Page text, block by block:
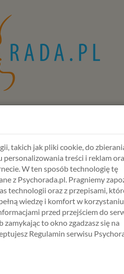
i zostawisz swoją ocenę
temu łatwiej jest nam
takich jak pliki cookie, do
treści i reklam
W ten sposób technologię tę
z Psychorada.pl. Pragniemy
technologii oraz z przepisami,
wiedzę i komfort w
przed przejściem do
zamykając to okno zgadzasz się na
Regulamin serwisu